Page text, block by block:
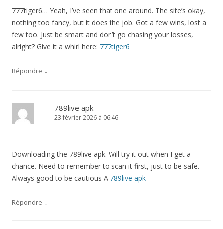
777tiger6… Yeah, I’ve seen that one around. The site’s okay,
nothing too fancy, but it does the job. Got a few wins, lost a
few too. Just be smart and don’t go chasing your losses,
alright? Give it a whirl here: 777tiger6
Répondre ↓
789live apk
23 février 2026 à 06:46
Downloading the 789live apk. Will try it out when I get a
chance. Need to remember to scan it first, just to be safe.
Always good to be cautious A 789live apk
Répondre ↓